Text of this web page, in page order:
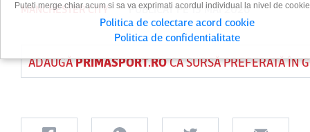
MANCHESTER CITY PUBLICAT PE 15 MAI 2026
ADAUGĂPRIMASPORT.ROCA SURSĂ PREFERATĂ ÎN
Puteti merge chiar acum si sa va exprimati acordul individual la nivel de
Politica de colectare acord cookie
Politica de confidentialitate